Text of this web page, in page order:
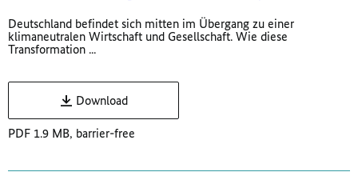
Deutschland befindet sich mitten im Übergang zu einer
klimaneutralen Wirtschaft und Gesellschaft. Wie diese
Transformation ...
Download
PDF 1.9 MB, barrier-free